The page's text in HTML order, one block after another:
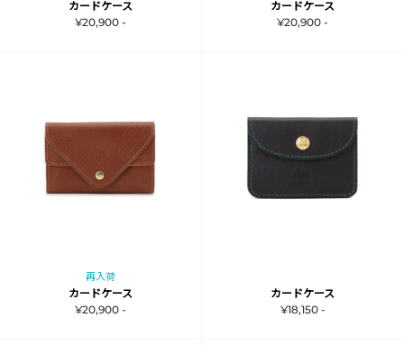
カードケース
¥20,900 -
カードケース
¥20,900 -
再入荷
カードケース
¥20,900 -
カードケース
¥18,150 -